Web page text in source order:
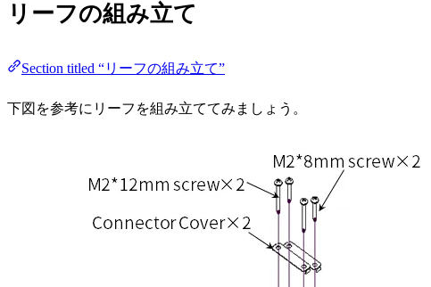
リーフの組み立て
Section titled “リーフの組み立て”
下図を参考にリーフを組み立ててみましょう。